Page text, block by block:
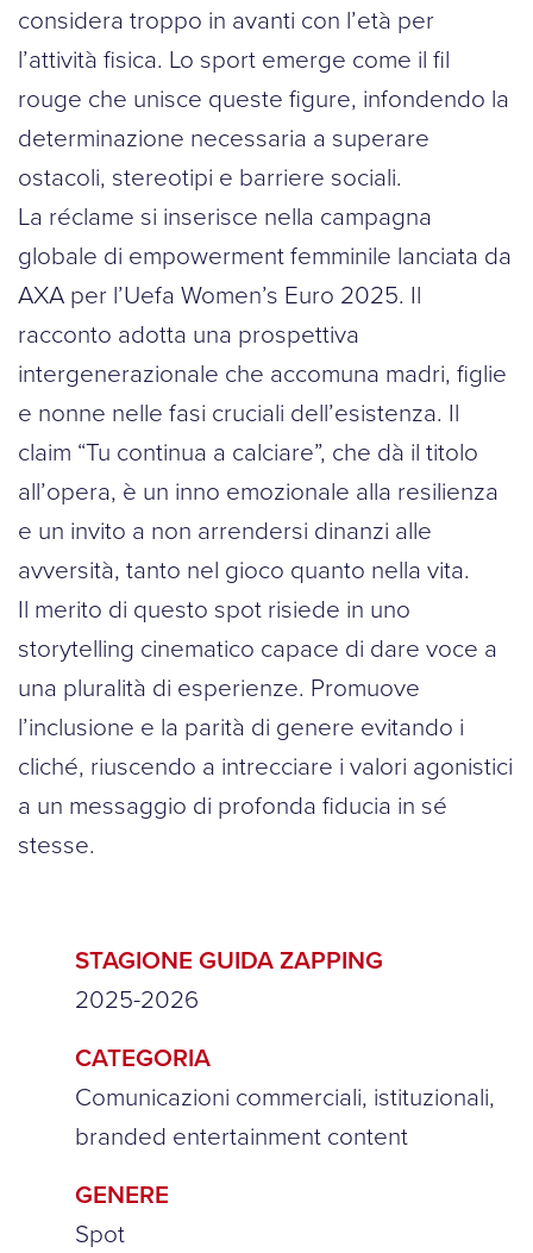
considera troppo in avanti con l’età per
l’attività fisica. Lo sport emerge come il fil
rouge che unisce queste figure, infondendo la
determinazione necessaria a superare
ostacoli, stereotipi e barriere sociali.
La réclame si inserisce nella campagna
globale di empowerment femminile lanciata da
AXA per l’Uefa Women’s Euro 2025. Il
racconto adotta una prospettiva
intergenerazionale che accomuna madri, figlie
e nonne nelle fasi cruciali dell’esistenza. Il
claim “Tu continua a calciare”, che dà il titolo
all’opera, è un inno emozionale alla resilienza
e un invito a non arrendersi dinanzi alle
avversità, tanto nel gioco quanto nella vita.
Il merito di questo spot risiede in uno
storytelling cinematico capace di dare voce a
una pluralità di esperienze. Promuove
l’inclusione e la parità di genere evitando i
cliché, riuscendo a intrecciare i valori agonistici
a un messaggio di profonda fiducia in sé
stesse.
STAGIONE GUIDA ZAPPING
2025-2026
CATEGORIA
Comunicazioni commerciali, istituzionali,
branded entertainment content
GENERE
Spot